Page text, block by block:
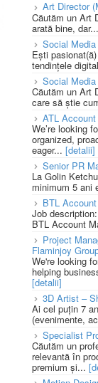
Art Director
Căutăm un Art
arată bine, dar...
Social
Ești
tendințele
Social
Căutăm un Art
care să știe
ATL
We’re looking
organized,
eager... [detalii]
Senior PR
La Golin
minimum 5 ani
BTL
Job
BTL Account
Project
Flaminjoy
We're looking
helping
[detalii]
3D Artist –
Ai cel puțin 7
(evenimente,
Specialist
Căutăm un
relevantă în
premium și...